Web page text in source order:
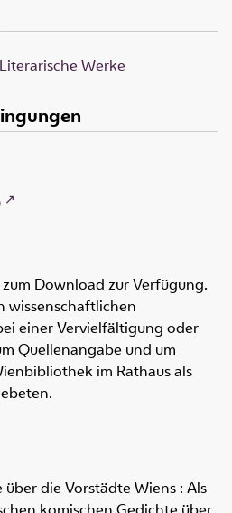
Literarische Werke
Download zur Verfügung.
wissenschaftlichen
einer Vervielfältigung oder
Quellenangabe und um
im Rathaus als
die Vorstädte Wiens : Als